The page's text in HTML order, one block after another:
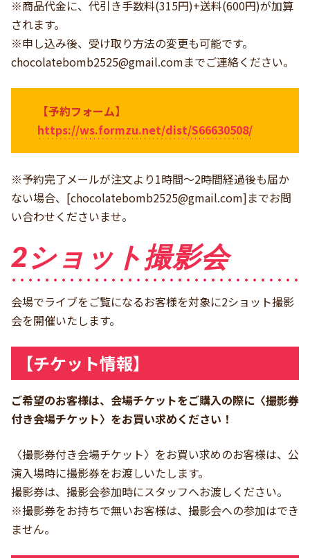
※商品代金に、代引き手数料(315円)+送料(600円)が加算
されます。
※申し込み後、受け取り方法の変更も可能です。
chocolatebomb2525@gmail.comまでご連絡ください。
【予約フォーム】
https://ws.formzu.net/dist/S66630508/
※予約完了メールが注文より1時間～2時間経過後も届か
ない場合、[chocolatebomb2525@gmail.com]までお問
い合わせくださいませ。
2ショット撮影会
会場でライブをご覧になるお客様を対象に2ショット撮影
会を開催いたします。
【チケット情報】
ご希望のお客様は、会場チケットをご購入の際に〈撮影券
付き会場チケット〉をお買い求めください！
〈撮影券付き会場チケット〉をお買い求めのお客様は、公
演入場時に撮影券をお渡しいたします。
撮影券は、撮影会参加時にスタッフへお渡しください。
※撮影券をお持ちで無いお客様は、撮影会への参加はでき
ません。